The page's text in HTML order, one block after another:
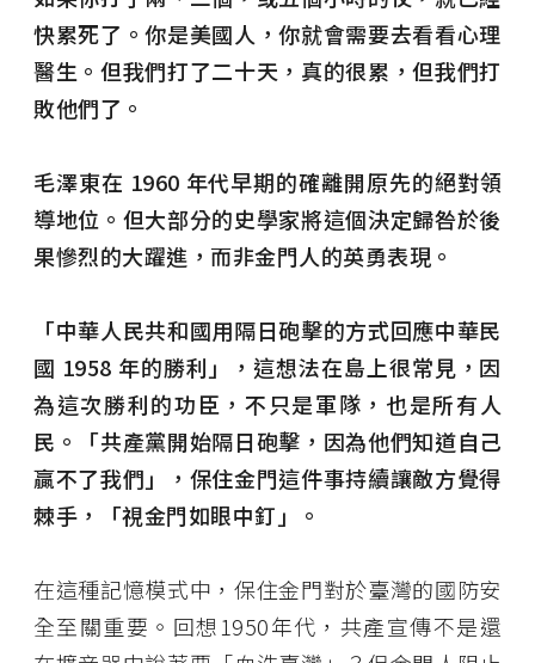
快累死了。你是美國人，你就會需要去看看心理
醫生。但我們打了二十天，真的很累，但我們打
敗他們了。
毛澤東在 1960 年代早期的確離開原先的絕對領
導地位。但大部分的史學家將這個決定歸咎於後
果慘烈的大躍進，而非金門人的英勇表現。
「中華人民共和國用隔日砲擊的方式回應中華民
國 1958 年的勝利」，這想法在島上很常見，因
為這次勝利的功臣，不只是軍隊，也是所有人
民。「共產黨開始隔日砲擊，因為他們知道自己
贏不了我們」，保住金門這件事持續讓敵方覺得
棘手，「視金門如眼中釘」。
在這種記憶模式中，保住金門對於臺灣的國防安
全至關重要。回想1950年代，共產宣傳不是還